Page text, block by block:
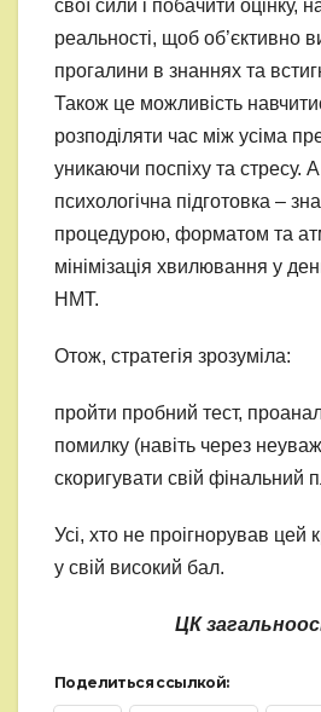
свої сили і побачити оцінку,
реальності, щоб об’єктивно
прогалини в знаннях та
Також це можливість
розподіляти час між усіма
уникаючи поспіху та стресу.
психологічна підготовка –
процедурою, форматом та
мінімізація хвилювання у
НМТ.
Отож, стратегія зрозуміла:
пройти пробний тест,
помилку (навіть через
скоригувати свій фінальний
Усі, хто не проігнорував цей
у свій високий бал.
ЦК
Поделиться ссылкой: